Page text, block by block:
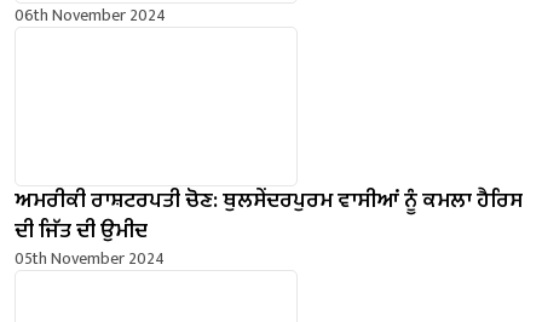
06th November 2024
ਅਮਰੀਕੀ ਰਾਸ਼ਟਰਪਤੀ ਚੋਣ: ਥੁਲਸੇਂਦਰਪੁਰਮ ਵਾਸੀਆਂ ਨੂੰ ਕਮਲਾ ਹੈਰਿਸ
ਦੀ ਜਿੱਤ ਦੀ ਉਮੀਦ
05th November 2024